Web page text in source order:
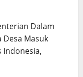
Dalam
Masuk
Indonesia,